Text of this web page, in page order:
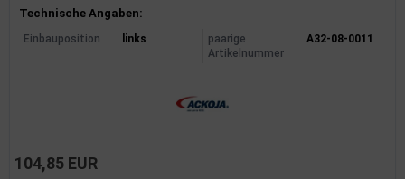
Produktinformationen
Technische Angaben:
Einbauposition links
paarige
Artikelnummer
A32-08-0011
104,85 EUR